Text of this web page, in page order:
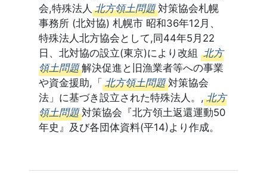
会,特殊法人 北方領土問題 対策協会札幌
事務所 (北対協) 札幌市 昭和36年12月、
特殊法人北方協会として,同44年5月22
日、北対協の設立(東京)により改組 北方
領土問題 解決促進と旧漁業者等への事業
や資金援助,「 北方領土問題 対策協会
法」に基づき設立された特殊法人。, 北方
領土問題 対策協会『北方領土返還運動50
年史』及び各団体資料(平14)より作成。